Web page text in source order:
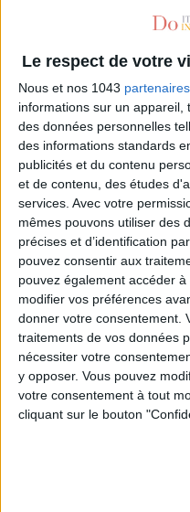
Le respect de votre
Nous et nos 1043 partenaires
informations sur un appareil,
des données personnelles
des informations standards
publicités et du contenu
et de contenu, des études
services. Avec votre
mêmes pouvons utiliser des
précises et d’identification
pouvez consentir aux
pouvez également accéder
modifier vos préférences
donner votre consentement.
traitements de vos données
nécessiter votre
y opposer. Vous pouvez
votre consentement à tout
cliquant sur le bouton
LES
Inscrivez-